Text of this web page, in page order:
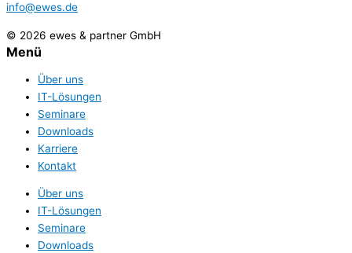
info@ewes.de
© 2026 ewes & partner GmbH
Menü
Über uns
IT-Lösungen
Seminare
Downloads
Karriere
Kontakt
Über uns
IT-Lösungen
Seminare
Downloads